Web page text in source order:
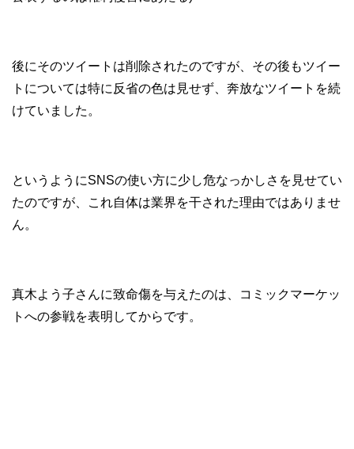
後にそのツイートは削除されたのですが、その後もツイー
トについては特に反省の色は見せず、奔放なツイートを続
けていました。
というようにSNSの使い方に少し危なっかしさを見せてい
たのですが、これ自体は業界を干された理由ではありませ
ん。
真木よう子さんに致命傷を与えたのは、コミックマーケッ
トへの参戦を表明してからです。